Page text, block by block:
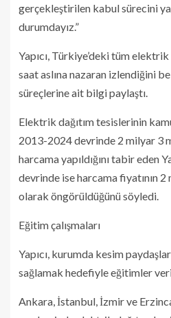
gerçekleştirilen kabul sürecini
durumdayız.”
Yapıcı, Türkiye’deki tüm
saat aslına nazaran izlendiğini
süreçlerine ait bilgi paylaştı.
Elektrik dağıtım tesislerinin
2013-2024 devrinde 2 milyar 3
harcama yapıldığını tabir eden
devrinde ise harcama fiyatının
olarak öngörüldüğünü söyledi.
Eğitim çalışmaları
Yapıcı, kurumda kesim
sağlamak hedefiyle eğitimler
Ankara, İstanbul, İzmir ve